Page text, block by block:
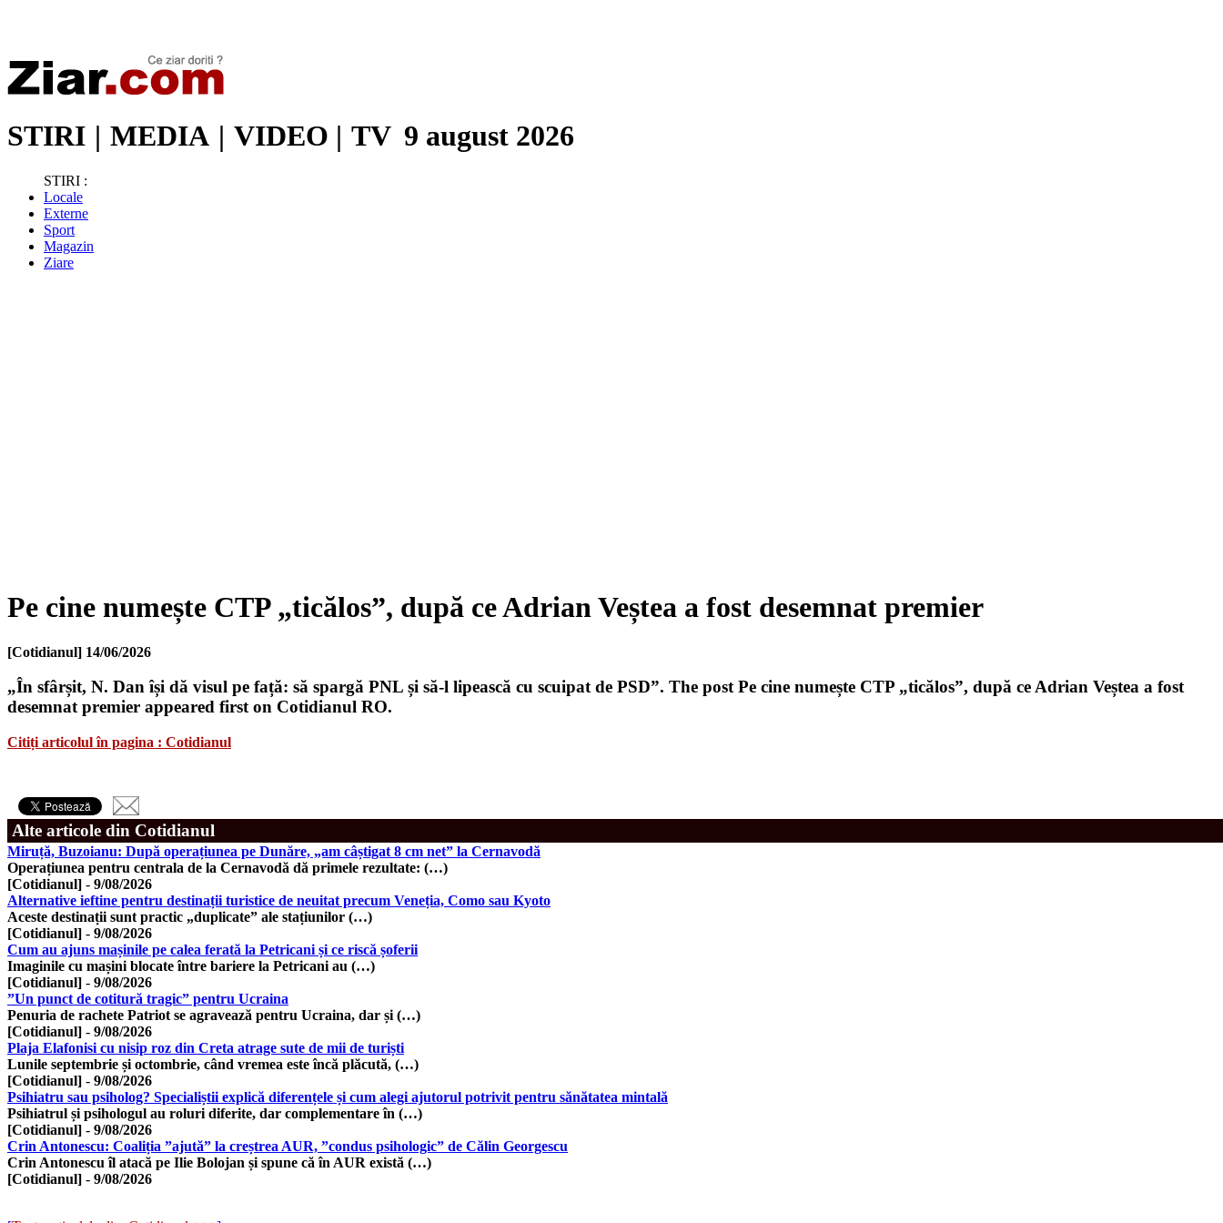
STIRI | MEDIA | VIDEO | TV 9 august 2026
STIRI :
Locale
Externe
Sport
Magazin
Ziare
Pe cine numește CTP „ticălos”, după ce Adrian Veștea a fost desemnat premier
[Cotidianul] 14/06/2026
„În sfârșit, N. Dan își dă visul pe față: să spargă PNL și să-l lipească cu scuipat de PSD”. The post Pe cine numește CTP „ticălos”, după ce Adrian Veștea a fost
desemnat premier appeared first on Cotidianul RO.
Citiți articolul în pagina : Cotidianul
Alte articole din Cotidianul
Miruță, Buzoianu: După operațiunea pe Dunăre, „am câștigat 8 cm net” la Cernavodă
Operațiunea pentru centrala de la Cernavodă dă primele rezultate: (…)
[Cotidianul] - 9/08/2026
Alternative ieftine pentru destinații turistice de neuitat precum Veneția, Como sau Kyoto
Aceste destinații sunt practic „duplicate” ale stațiunilor (…)
[Cotidianul] - 9/08/2026
Cum au ajuns mașinile pe calea ferată la Petricani și ce riscă șoferii
Imaginile cu mașini blocate între bariere la Petricani au (…)
[Cotidianul] - 9/08/2026
”Un punct de cotitură tragic” pentru Ucraina
Penuria de rachete Patriot se agravează pentru Ucraina, dar și (…)
[Cotidianul] - 9/08/2026
Plaja Elafonisi cu nisip roz din Creta atrage sute de mii de turiști
Lunile septembrie și octombrie, când vremea este încă plăcută, (…)
[Cotidianul] - 9/08/2026
Psihiatru sau psiholog? Specialiștii explică diferențele și cum alegi ajutorul potrivit pentru sănătatea mintală
Psihiatrul și psihologul au roluri diferite, dar complementare în (…)
[Cotidianul] - 9/08/2026
Crin Antonescu: Coaliția ”ajută” la creștrea AUR, ”condus psihologic” de Călin Georgescu
Crin Antonescu îl atacă pe Ilie Bolojan și spune că în AUR există (…)
[Cotidianul] - 9/08/2026